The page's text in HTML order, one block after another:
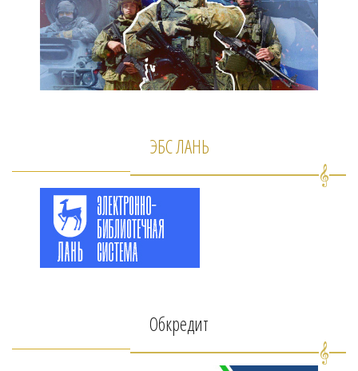
ЭБС ЛАНЬ
Обкредит